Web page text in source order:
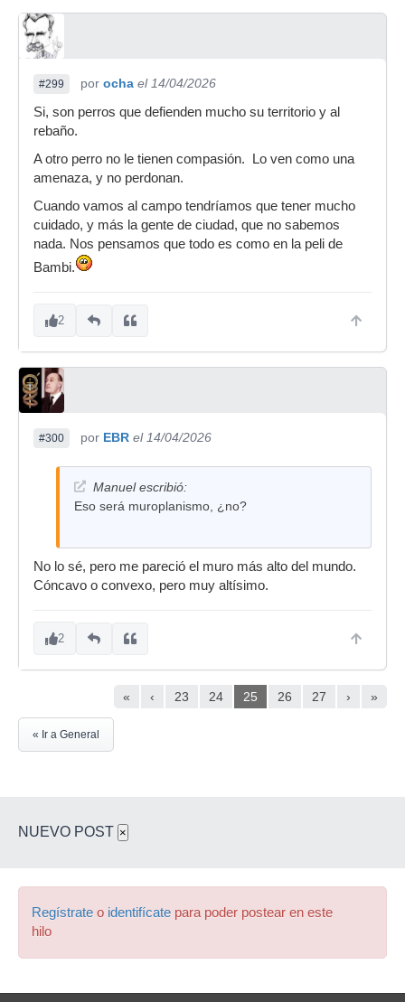
#299 por ocha el 14/04/2026
Si, son perros que defienden mucho su territorio y al
rebaño.
A otro perro no le tienen compasión. Lo ven como una
amenaza, y no perdonan.
Cuando vamos al campo tendríamos que tener mucho
cuidado, y más la gente de ciudad, que no sabemos
nada. Nos pensamos que todo es como en la peli de
Bambi.
2
#300 por EBR el 14/04/2026
Manuel escribió:
Eso será muroplanismo, ¿no?
No lo sé, pero me pareció el muro más alto del mundo.
Cóncavo o convexo, pero muy altísimo.
2
« ‹ 23 24 25 26 27 › »
« Ir a General
NUEVO POST ×
Regístrate o identifícate para poder postear en este
hilo